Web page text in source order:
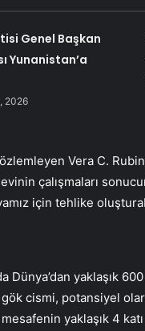
Genel Başkan
Yunanistan’a
2026
Vera C.
çalışmaları
için tehlike
Dünya’dan yaklaşık
cismi, potansiyel
yaklaşık 4